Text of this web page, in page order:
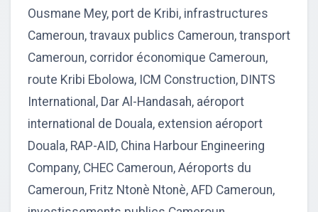
Ousmane Mey, port de Kribi, infrastructures
Cameroun, travaux publics Cameroun, transport
Cameroun, corridor économique Cameroun,
route Kribi Ebolowa, ICM Construction, DINTS
International, Dar Al-Handasah, aéroport
international de Douala, extension aéroport
Douala, RAP-AID, China Harbour Engineering
Company, CHEC Cameroun, Aéroports du
Cameroun, Fritz Ntonè Ntonè, AFD Cameroun,